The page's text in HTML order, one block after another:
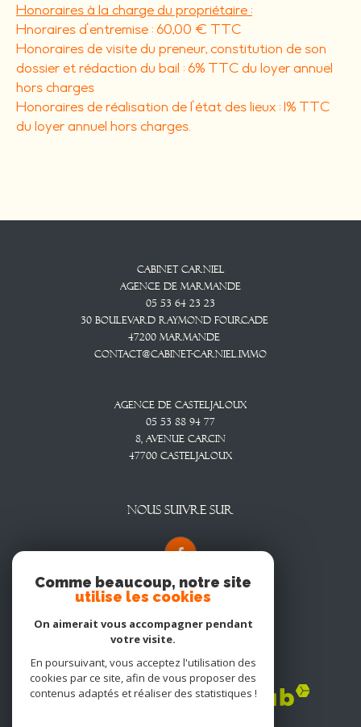
Honoraires à la charge du propriétaire :
Hnoraires d'entremise : 60,00 € TTC
Honoraires de visite du preneur, constitution de son
dossier et rédaction du bail : 6% TTC du loyer annuel
hors charges
Honoraires de réalisation de l'état des lieux : 1% TTC
du loyer annuel hors charges.
Cabinet CARNIEL
Agence De Marmande
05 53 64 23 23
30 Boulevard Raymond Fourcade
47200
Marmande
contact@cabinet-carniel.immo
Agence De Casteljaloux
05 53 88 94 77
8, Avenue CARCIN
47700
CASTELJALOUX
NOUS SUIVRE SUR
Adhérents
Comme beaucoup, notre site
utilise les cookies
On aimerait vous accompagner pendant
votre visite.
En poursuivant, vous acceptez l'utilisation des
cookies par ce site, afin de vous proposer des
contenus adaptés et réaliser des statistiques !